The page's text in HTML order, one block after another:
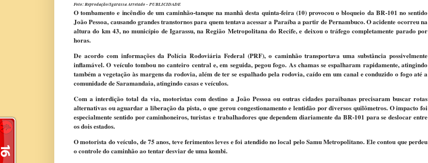
Foto: Reprodução/Igarassu Arretado - PUBLICIDADE
O tombamento e incêndio de um caminhão-tanque na manhã desta quinta-feira (10) provocou o bloqueio da BR-101 no sentido
João Pessoa, causando grandes transtornos para quem tentava acessar a Paraíba a partir de Pernambuco. O acidente ocorreu na
altura do km 43, no município de Igarassu, na Região Metropolitana do Recife, e deixou o tráfego completamente parado por
horas.
De acordo com informações da Polícia Rodoviária Federal (PRF), o caminhão transportava uma substância possivelmente
inflamável. O veículo tombou no canteiro central e, em seguida, pegou fogo. As chamas se espalharam rapidamente, atingindo
também a vegetação às margens da rodovia, além de ter se espalhado pela rodovia, caído em um canal e conduzido o fogo até a
comunidade de Saramandaia, atingindo casas e veículos.
Com a interdição total da via, motoristas com destino a João Pessoa ou outras cidades paraibanas precisaram buscar rotas
alternativas ou aguardar a liberação da pista, o que gerou congestionamento e lentidão por diversos quilômetros. O impacto foi
especialmente sentido por caminhoneiros, turistas e trabalhadores que dependem diariamente da BR-101 para se deslocar entre
os dois estados.
O motorista do veículo, de 75 anos, teve ferimentos leves e foi atendido no local pelo Samu Metropolitano. Ele contou que perdeu
o controle do caminhão ao tentar desviar de uma kombi.